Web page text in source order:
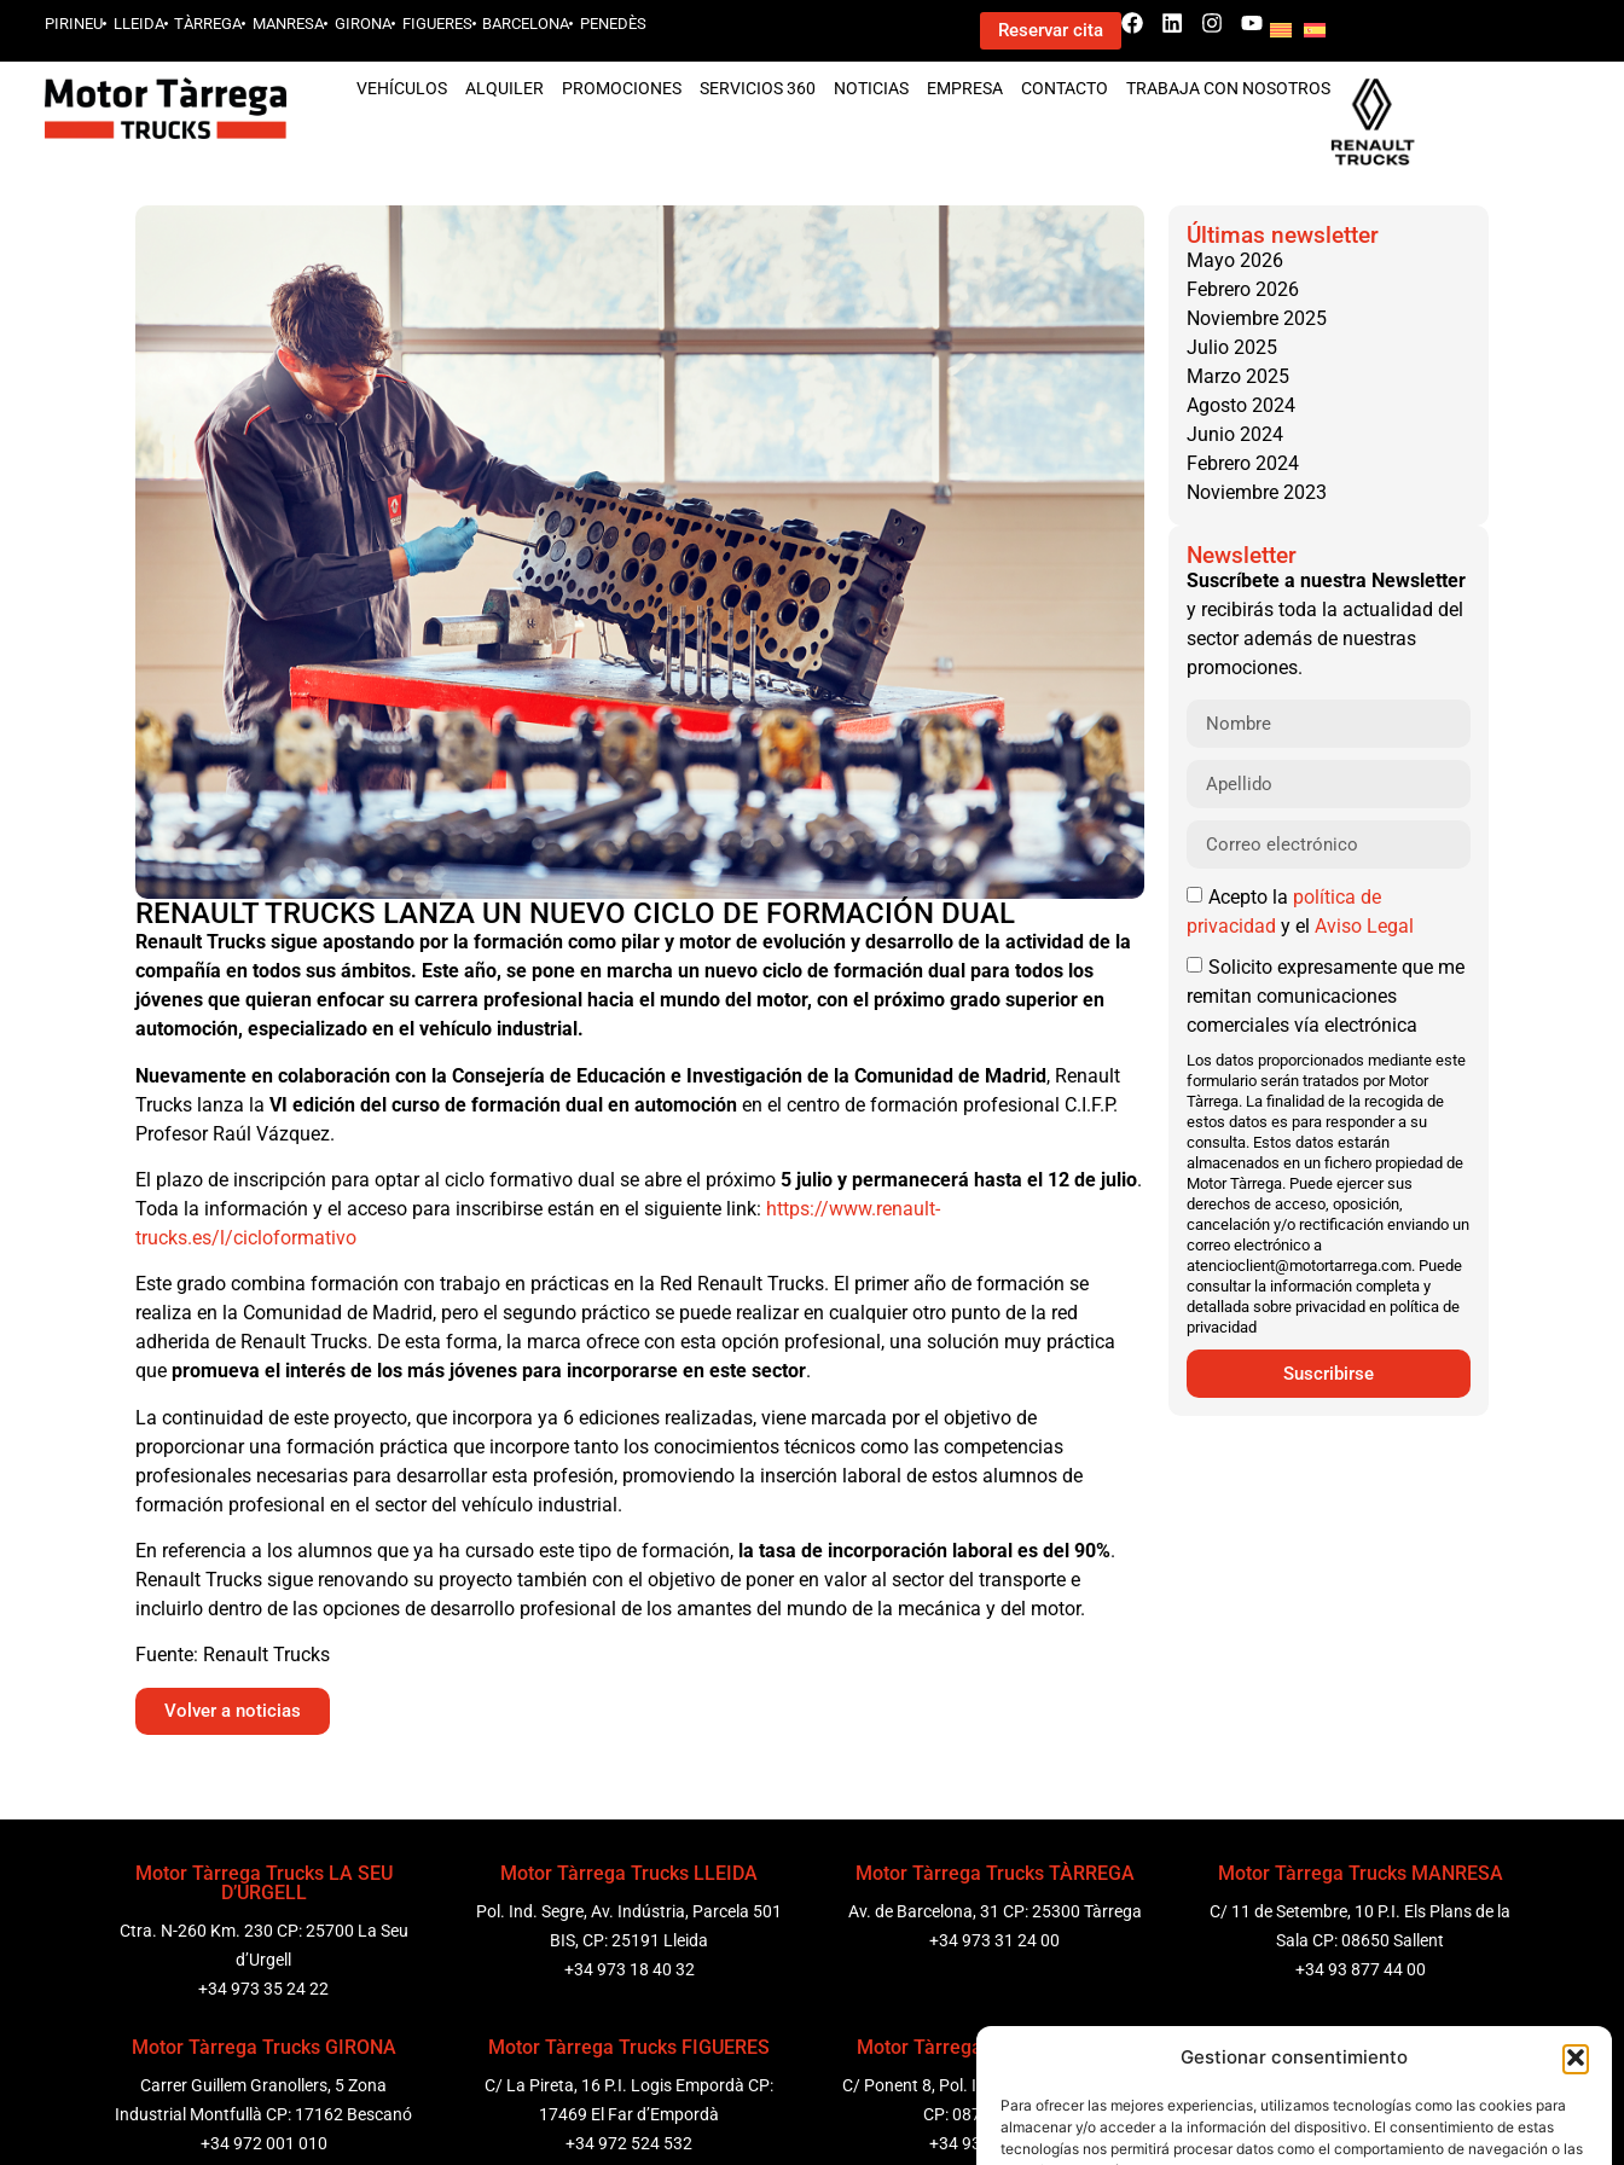
Gestionar consentimiento
Para ofrecer las mejores experiencias, utilizamos tecnologías como las cookies para
almacenar y/o acceder a la información del dispositivo. El consentimiento de estas
tecnologías nos permitirá procesar datos como el comportamiento de navegación o las
PIRINEU LLEIDA TÀRREGA MANRESA GIRONA FIGUERES BARCELONA PENEDÈS Reservar cita
VEHÍCULOS ALQUILER PROMOCIONES SERVICIOS 360 NOTICIAS EMPRESA CONTACTO TRABAJA CON NOSOTROS
RENAULT TRUCKS LANZA UN NUEVO CICLO DE FORMACIÓN DUAL
Renault Trucks sigue apostando por la formación como pilar y motor de evolución y desarrollo de la actividad de la
compañía en todos sus ámbitos. Este año, se pone en marcha un nuevo ciclo de formación dual para todos los
jóvenes que quieran enfocar su carrera profesional hacia el mundo del motor, con el próximo grado superior en
automoción, especializado en el vehículo industrial.
Nuevamente en colaboración con la Consejería de Educación e Investigación de la Comunidad de Madrid, Renault
Trucks lanza la VI edición del curso de formación dual en automoción en el centro de formación profesional C.I.F.P.
Profesor Raúl Vázquez.
El plazo de inscripción para optar al ciclo formativo dual se abre el próximo 5 julio y permanecerá hasta el 12 de julio.
Toda la información y el acceso para inscribirse están en el siguiente link: https://www.renault-
trucks.es/l/cicloformativo
Este grado combina formación con trabajo en prácticas en la Red Renault Trucks. El primer año de formación se
realiza en la Comunidad de Madrid, pero el segundo práctico se puede realizar en cualquier otro punto de la red
adherida de Renault Trucks. De esta forma, la marca ofrece con esta opción profesional, una solución muy práctica
que promueva el interés de los más jóvenes para incorporarse en este sector.
La continuidad de este proyecto, que incorpora ya 6 ediciones realizadas, viene marcada por el objetivo de
proporcionar una formación práctica que incorpore tanto los conocimientos técnicos como las competencias
profesionales necesarias para desarrollar esta profesión, promoviendo la inserción laboral de estos alumnos de
formación profesional en el sector del vehículo industrial.
En referencia a los alumnos que ya ha cursado este tipo de formación, la tasa de incorporación laboral es del 90%.
Renault Trucks sigue renovando su proyecto también con el objetivo de poner en valor al sector del transporte e
incluirlo dentro de las opciones de desarrollo profesional de los amantes del mundo de la mecánica y del motor.
Fuente: Renault Trucks
Volver a noticias
Últimas newsletter
Mayo 2026
Febrero 2026
Noviembre 2025
Julio 2025
Marzo 2025
Agosto 2024
Junio 2024
Febrero 2024
Noviembre 2023
Newsletter
Suscríbete a nuestra Newsletter
y recibirás toda la actualidad del
sector además de nuestras
promociones.
Acepto la política de
privacidad y el Aviso Legal
Solicito expresamente que me
remitan comunicaciones
comerciales vía electrónica
Los datos proporcionados mediante este
formulario serán tratados por Motor
Tàrrega. La finalidad de la recogida de
estos datos es para responder a su
consulta. Estos datos estarán
almacenados en un fichero propiedad de
Motor Tàrrega. Puede ejercer sus
derechos de acceso, oposición,
cancelación y/o rectificación enviando un
correo electrónico a
atencioclient@motortarrega.com. Puede
consultar la información completa y
detallada sobre privacidad en política de
privacidad
Suscribirse
Motor Tàrrega Trucks LA SEU
D’URGELL
Ctra. N-260 Km. 230 CP: 25700 La Seu
d’Urgell
+34 973 35 24 22
Motor Tàrrega Trucks LLEIDA
Pol. Ind. Segre, Av. Indústria, Parcela 501
BIS, CP: 25191 Lleida
+34 973 18 40 32
Motor Tàrrega Trucks TÀRREGA
Av. de Barcelona, 31 CP: 25300 Tàrrega
+34 973 31 24 00
Motor Tàrrega Trucks MANRESA
C/ 11 de Setembre, 10 P.I. Els Plans de la
Sala CP: 08650 Sallent
+34 93 877 44 00
Motor Tàrrega Trucks GIRONA
Carrer Guillem Granollers, 5 Zona
Industrial Montfullà CP: 17162 Bescanó
+34 972 001 010
Motor Tàrrega Trucks FIGUERES
C/ La Pireta, 16 P.I. Logis Empordà CP:
17469 El Far d’Empordà
+34 972 524 532
Motor Tàrrega Trucks PENEDÈS
C/ Ponent 8, Pol. Ind. Sant Pere Molanta,
CP: 08799 Olèrdola
+34 931 69 11 91
Motor Tàrrega Trucks BARCELONA
Barcelona, España
+34 932 63 43 51